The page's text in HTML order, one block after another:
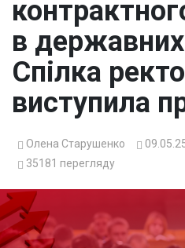
в
Спілка
виступила
Олена Старушенко
35181 перегляду